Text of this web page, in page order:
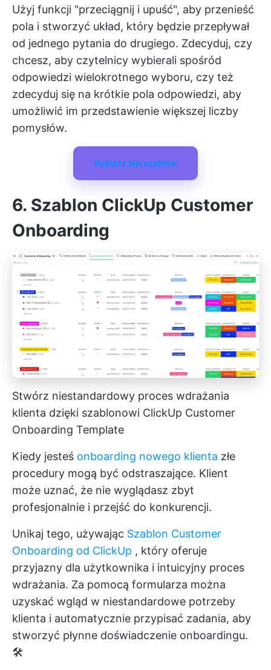
Użyj funkcji "przeciągnij i upuść", aby przenieść
pola i stworzyć układ, który będzie przepływał
od jednego pytania do drugiego. Zdecyduj, czy
chcesz, aby czytelnicy wybierali spośród
odpowiedzi wielokrotnego wyboru, czy też
zdecyduj się na krótkie pola odpowiedzi, aby
umożliwić im przedstawienie większej liczby
pomysłów.
Pobierz ten szablon
6. Szablon ClickUp Customer
Onboarding
Stwórz niestandardowy proces wdrażania
klienta dzięki szablonowi ClickUp Customer
Onboarding Template
Kiedy jesteś onboarding nowego klienta złe
procedury mogą być odstraszające. Klient
może uznać, że nie wyglądasz zbyt
profesjonalnie i przejść do konkurencji.
Unikaj tego, używając Szablon Customer
Onboarding od ClickUp , który oferuje
przyjazny dla użytkownika i intuicyjny proces
wdrażania. Za pomocą formularza można
uzyskać wgląd w niestandardowe potrzeby
klienta i automatycznie przypisać zadania, aby
stworzyć płynne doświadczenie onboardingu.
🛠️